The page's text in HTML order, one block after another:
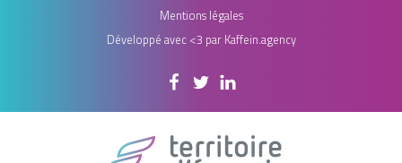
Mentions légales
Développé avec <3 par Kaffein.agency